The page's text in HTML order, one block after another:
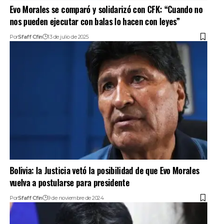
Evo Morales se comparó y solidarizó con CFK: “Cuando no
nos pueden ejecutar con balas lo hacen con leyes”
PorSfaff Cfin 13 de julio de 2025
Bolivia: la Justicia vetó la posibilidad de que Evo Morales
vuelva a postularse para presidente
PorSfaff Cfin 9 de noviembre de 2024